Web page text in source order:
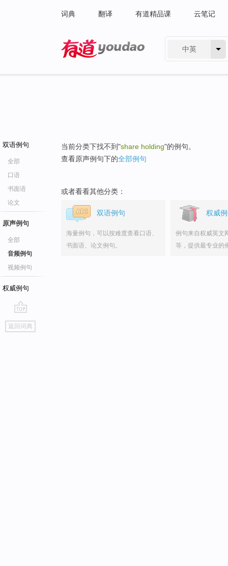
词典 翻译 有道精品课 云笔记
中英
双语例句
全部
口语
书面语
论文
原声例句
全部
音频例句
视频例句
权威例句
go
top
返回词典
当前分类下找不到"share holding"的例句。
查看原声例句下的全部例句
或者看看其他分类：
双语例句
海量例句，可以按难度查看口语、
书面语、论文例句。
权威
例句来自权威英文
等，提供最专业的